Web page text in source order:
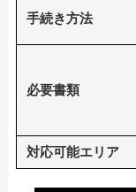
手続き方法
必要書類
対応可能エリア